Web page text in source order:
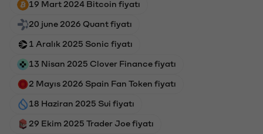
19 Mart 2024 Bitcoin fiyatı
20 june 2026 Quant fiyatı
1 Aralık 2025 Sonic fiyatı
13 Nisan 2025 Clover Finance fiyatı
2 Mayıs 2026 Spain Fan Token fiyatı
18 Haziran 2025 Sui fiyatı
29 Ekim 2025 Trader Joe fiyatı